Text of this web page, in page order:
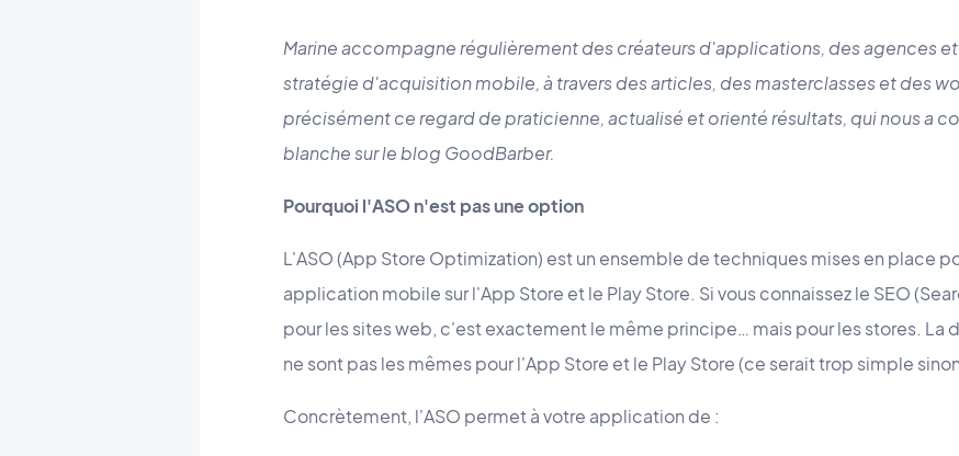
Marine accompagne régulièrement des créateurs d'applications, des agences
stratégie d'acquisition mobile, à travers des articles, des masterclasses et des
précisément ce regard de praticienne, actualisé et orienté résultats, qui nous a
blanche sur le blog GoodBarber.
Pourquoi l'ASO n'est pas une option
L'ASO (App Store Optimization) est un ensemble de techniques mises en place
application mobile sur l'App Store et le Play Store. Si vous connaissez le SEO
pour les sites web, c'est exactement le même principe… mais pour les stores. La
ne sont pas les mêmes pour l'App Store et le Play Store (ce serait trop simple
Concrètement, l'ASO permet à votre application de :